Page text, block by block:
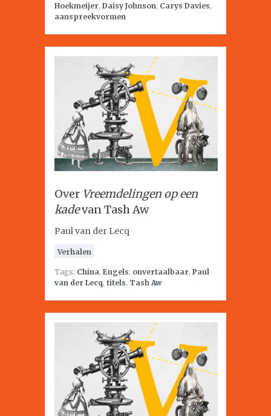
Hoekmeijer, Daisy Johnson, Carys Davies,
aanspreekvormen
Over Vreemdelingen op een
kadevan Tash Aw
Paul van der Lecq
Verhalen
Tags: China, Engels, onvertaalbaar, Paul
van der Lecq, titels, Tash Aw